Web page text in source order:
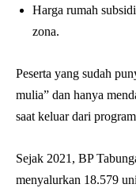
Harga rumah
zona.
Peserta yang sudah
mulia” dan hanya
saat keluar dari
Sejak 2021, BP
menyalurkan 18.579